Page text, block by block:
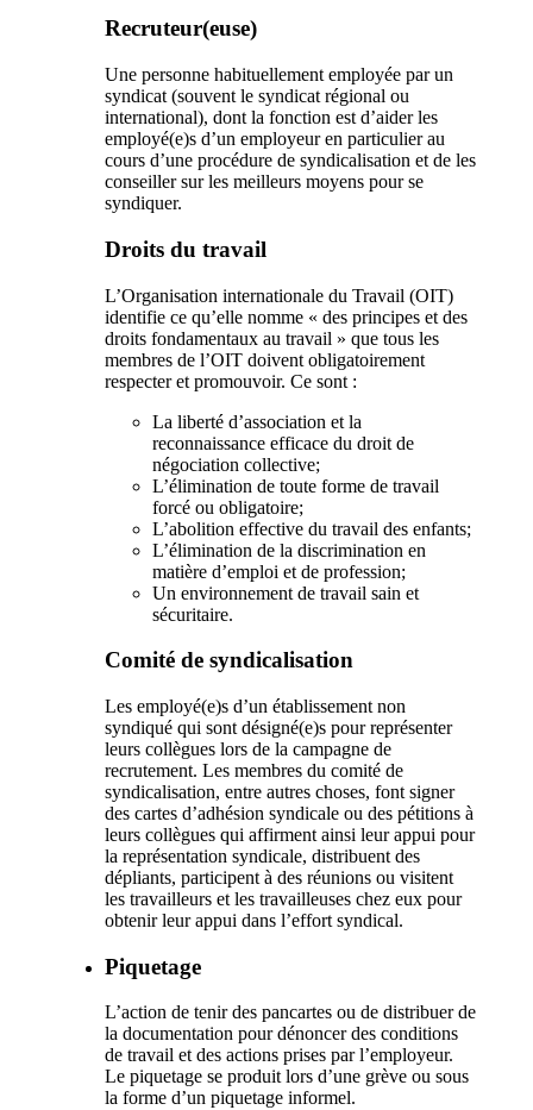
Recruteur(euse)
Une personne habituellement employée par un
syndicat (souvent le syndicat régional ou
international), dont la fonction est d’aider les
employé(e)s d’un employeur en particulier au
cours d’une procédure de syndicalisation et de les
conseiller sur les meilleurs moyens pour se
syndiquer.
Droits du travail
L’Organisation internationale du Travail (OIT)
identifie ce qu’elle nomme « des principes et des
droits fondamentaux au travail » que tous les
membres de l’OIT doivent obligatoirement
respecter et promouvoir. Ce sont :
La liberté d’association et la
reconnaissance efficace du droit de
négociation collective;
L’élimination de toute forme de travail
forcé ou obligatoire;
L’abolition effective du travail des enfants;
L’élimination de la discrimination en
matière d’emploi et de profession;
Un environnement de travail sain et
sécuritaire.
Comité de syndicalisation
Les employé(e)s d’un établissement non
syndiqué qui sont désigné(e)s pour représenter
leurs collègues lors de la campagne de
recrutement. Les membres du comité de
syndicalisation, entre autres choses, font signer
des cartes d’adhésion syndicale ou des pétitions à
leurs collègues qui affirment ainsi leur appui pour
la représentation syndicale, distribuent des
dépliants, participent à des réunions ou visitent
les travailleurs et les travailleuses chez eux pour
obtenir leur appui dans l’effort syndical.
Piquetage
L’action de tenir des pancartes ou de distribuer de
la documentation pour dénoncer des conditions
de travail et des actions prises par l’employeur.
Le piquetage se produit lors d’une grève ou sous
la forme d’un piquetage informel.